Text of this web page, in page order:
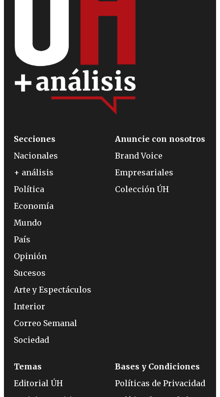
Secciones
Nacionales
+ análisis
Política
Economía
Mundo
País
Opinión
Sucesos
Arte y Espectáculos
Interior
Correo Semanal
Sociedad
Anuncie con nosotros
Brand Voice
Empresariales
Colección ÚH
Temas
Editorial ÚH
Bases y Condiciones
Políticas de Privacidad